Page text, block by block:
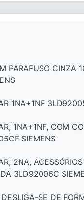
PARAFUSO CINZA
1NA+1NF
1NA+1NF, COM
SIEMENS
2NA,
3LD92006C
SE DE